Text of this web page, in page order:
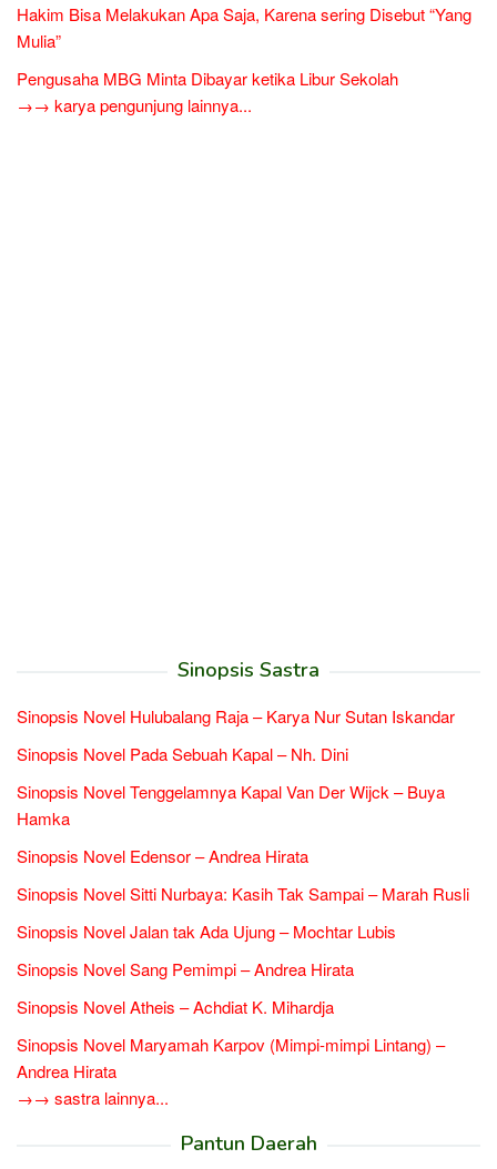
Hakim Bisa Melakukan Apa Saja, Karena sering Disebut “Yang
Mulia”
Pengusaha MBG Minta Dibayar ketika Libur Sekolah
→→ karya pengunjung lainnya...
Sinopsis Sastra
Sinopsis Novel Hulubalang Raja – Karya Nur Sutan Iskandar
Sinopsis Novel Pada Sebuah Kapal – Nh. Dini
Sinopsis Novel Tenggelamnya Kapal Van Der Wijck – Buya
Hamka
Sinopsis Novel Edensor – Andrea Hirata
Sinopsis Novel Sitti Nurbaya: Kasih Tak Sampai – Marah Rusli
Sinopsis Novel Jalan tak Ada Ujung – Mochtar Lubis
Sinopsis Novel Sang Pemimpi – Andrea Hirata
Sinopsis Novel Atheis – Achdiat K. Mihardja
Sinopsis Novel Maryamah Karpov (Mimpi-mimpi Lintang) –
Andrea Hirata
→→ sastra lainnya...
Pantun Daerah